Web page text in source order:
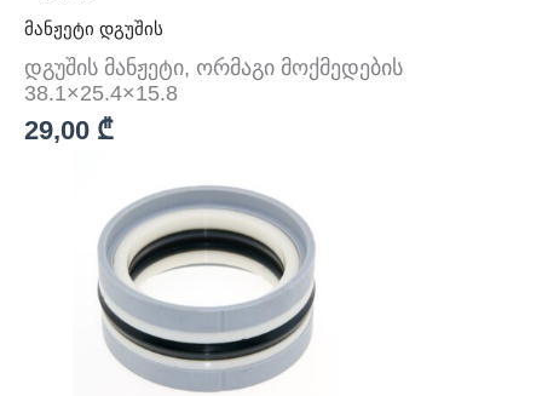
მანჟეტი დგუშის
დგუშის მანჟეტი, ორმაგი მოქმედების
38.1×25.4×15.8
29,00 ₾